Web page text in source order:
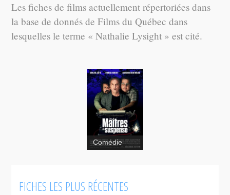
Les fiches de films actuellement répertoriées dans
la base de donnés de Films du Québec dans
lesquelles le terme « Nathalie Lysight » est cité.
suspense
Comédie
FICHES LES PLUS RÉCENTES